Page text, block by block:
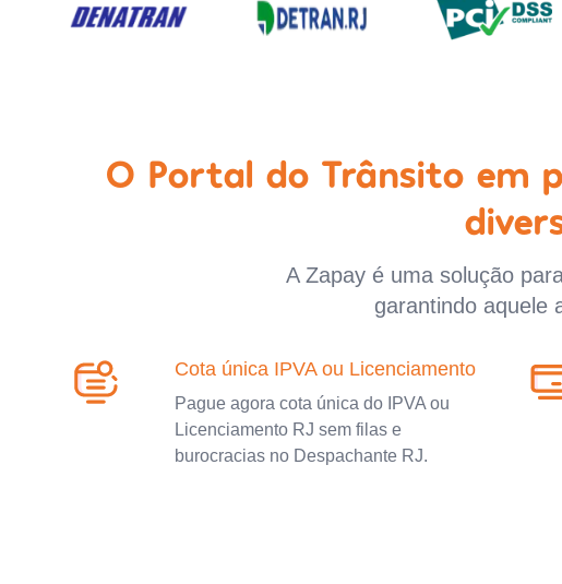
O Portal do Trânsito em
A Zapay é uma solução
garantindo aquele
Cota única IPVA ou Licenciamento
Pague agora cota única do IPVA ou
Licenciamento RJ sem filas e
burocracias no Despachante RJ.